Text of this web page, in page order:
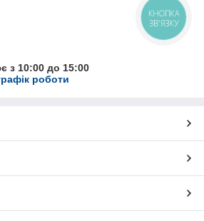
з 10:00 до 15:00
роботи
КНОПКА
ЗВ'ЯЗКУ